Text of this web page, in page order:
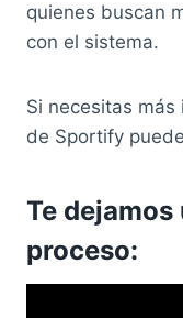
quienes buscan
con el sistema.
Si necesitas
de Sportify
Te
proceso: